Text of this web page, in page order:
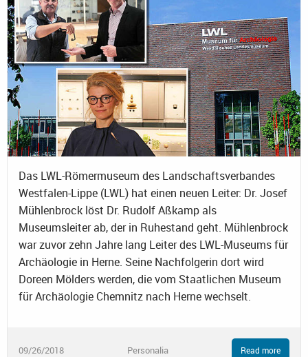
Das LWL-Römermuseum des Landschaftsverbandes
Westfalen-Lippe (LWL) hat einen neuen Leiter: Dr. Josef
Mühlenbrock löst Dr. Rudolf Aßkamp als
Museumsleiter ab, der in Ruhestand geht. Mühlenbrock
war zuvor zehn Jahre lang Leiter des LWL-Museums für
Archäologie in Herne. Seine Nachfolgerin dort wird
Doreen Mölders werden, die vom Staatlichen Museum
für Archäologie Chemnitz nach Herne wechselt.
09/26/2018 Personalia Read more